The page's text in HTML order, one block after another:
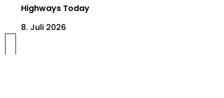
Highways Today
8. Juli 2026